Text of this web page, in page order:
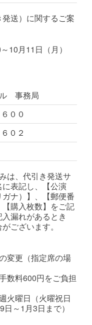
送）に関するご案
10月11日（月）
事務局
００
０２
は、代引き発送サ
表記し、【公演
ナ）】、【郵便番
購入枚数】をご記
漏れがあるとき
ございます。
変更（指定席の場
数料600円をご負担
火曜日（火曜祝日
～1月3日まで）